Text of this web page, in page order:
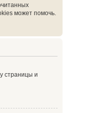
может помочь.
страницы и